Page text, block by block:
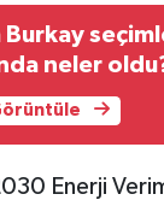
Burkay
neler
Enerji